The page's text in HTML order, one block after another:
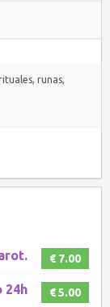
, runas,
€ 7.00
€ 5.00
24h